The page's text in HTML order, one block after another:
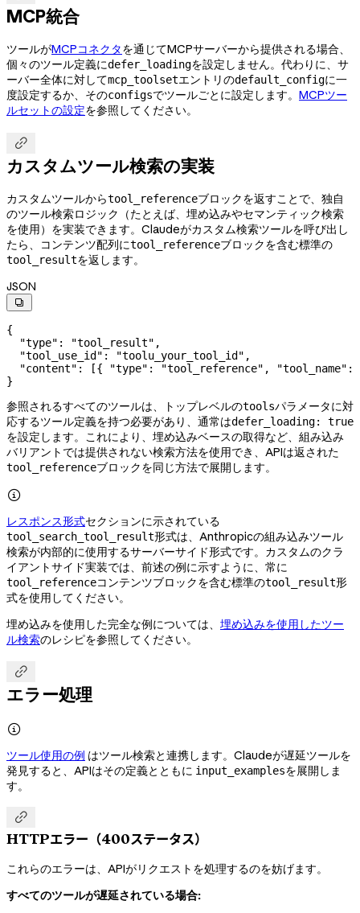
MCP統合
ツールがMCPコネクタを通じてMCPサーバーから提供される場合、
個々のツール定義にdefer_loadingを設定しません。代わりに、サ
ーバー全体に対してmcp_toolsetエントリのdefault_configに一
度設定するか、そのconfigsでツールごとに設定します。 MCPツー
ルセットの設定を参照してください。

カスタムツール検索の実装
カスタムツールからtool_referenceブロックを返すことで、独自
のツール検索ロジック（たとえば、埋め込みやセマンティック検索
を使用）を実装できます。Claudeがカスタム検索ツールを呼び出し
たら、コンテンツ配列にtool_referenceブロックを含む標準の
tool_resultを返します。
JSON

{
  "type"
: "tool_result" ,
  "tool_use_id"
: "toolu_your_tool_id" ,
  "content"
: [{ "type" : "tool_reference" , "tool_name" :
}
参照されるすべてのツールは、トップレベルのtoolsパラメータに対
応するツール定義を持つ必要があり、通常はdefer_loading: true
を設定します。これにより、埋め込みベースの取得など、組み込み
バリアントでは提供されない検索方法を使用でき、APIは返された
tool_referenceブロックを同じ方法で展開します。

レスポンス形式セクションに示されている
tool_search_tool_result形式は、Anthropicの組み込みツール
検索が内部的に使用するサーバーサイド形式です。カスタムのクラ
イアントサイド実装では、前述の例に示すように、常に
tool_referenceコンテンツブロックを含む標準のtool_result形
式を使用してください。
埋め込みを使用した完全な例については、 埋め込みを使用したツー
ル検索のレシピを参照してください。

エラー処理

ツール使用の例 はツール検索と連携します。Claudeが遅延ツールを
発見すると、APIはその定義とともに input_examplesを展開しま
す。

HTTPエラー（400ステータス）
これらのエラーは、APIがリクエストを処理するのを妨げます。
すべてのツールが遅延されている場合: